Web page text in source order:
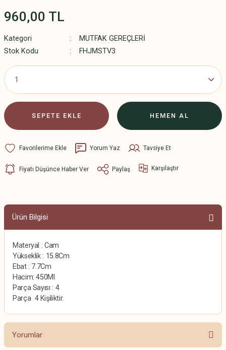
960,00 TL
Kategori
MUTFAK GEREÇLERİ
Stok Kodu
FHJMSTV3
SEPETE EKLE HEMEN AL
Yorum Yaz Tavsiye Et
Fiyatı Düşünce Haber Ver Paylaş Karşılaştır
Ürün Bilgisi
Materyal : Cam
Yükseklik : 15.8Cm
Ebat : 7.7Cm
Hacim: 450Ml
Parça Sayısı : 4
Parça 4 Kişiliktir.
Yorumlar